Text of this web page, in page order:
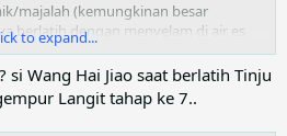
majalah (kemungkinan besar
berlatih dengan menyelam di air es
ya ?
to expand...
si Wang Hai Jiao saat berlatih Tinju
Langit tahap ke 7..